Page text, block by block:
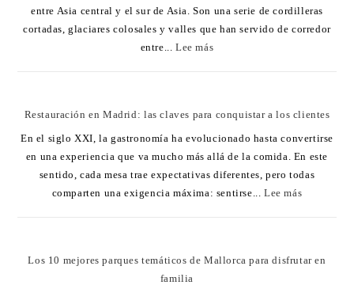
entre Asia central y el sur de Asia. Son una serie de cordilleras
cortadas, glaciares colosales y valles que han servido de corredor
entre...Lee más
Restauración en Madrid: las claves para conquistar a los clientes
En el siglo XXI, la gastronomía ha evolucionado hasta convertirse
en una experiencia que va mucho más allá de la comida. En este
sentido, cada mesa trae expectativas diferentes, pero todas
comparten una exigencia máxima: sentirse...Lee más
Los 10 mejores parques temáticos de Mallorca para disfrutar en
familia